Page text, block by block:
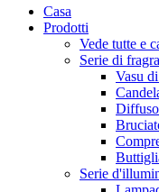
Casa
Prodotti
Vede tutte e
Serie di
Vasu
Serie